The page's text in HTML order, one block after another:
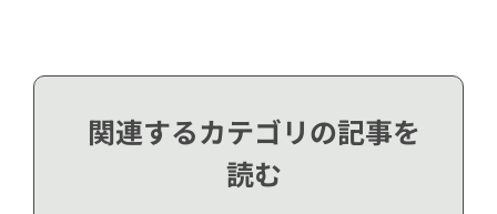
関連するカテゴリの記事を
読む